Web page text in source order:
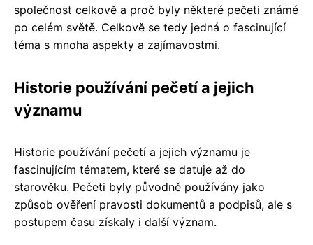
společnost celkově a proč byly některé pečeti známé
po celém světě. Celkově se tedy jedná o fascinující
téma s mnoha aspekty a zajímavostmi.
Historie používání pečetí a jejich
významu
Historie používání pečetí a jejich významu je
fascinujícím tématem, které se datuje až do
starověku. Pečeti byly původně používány jako
způsob ověření pravosti dokumentů a podpisů, ale s
postupem času získaly i další význam.